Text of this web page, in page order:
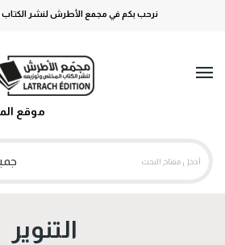
نرحب بكم في مجمع الأطرش لنشر
موقع
التنویر